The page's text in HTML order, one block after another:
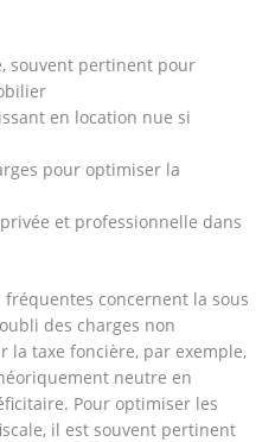
souvent pertinent pour
en location nue si
pour optimiser la
et professionnelle dans
concernent la sous
des charges non
la taxe foncière, par exemple,
neutre en
Pour optimiser les
il est souvent pertinent